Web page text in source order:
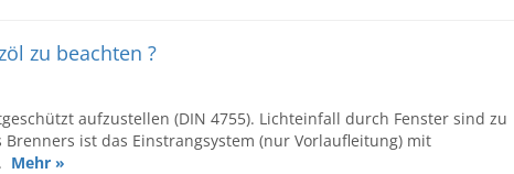
zu beachten ?
aufzustellen (DIN 4755). Lichteinfall durch Fenster sind zu
ist das Einstrangsystem (nur Vorlaufleitung) mit
Mehr »